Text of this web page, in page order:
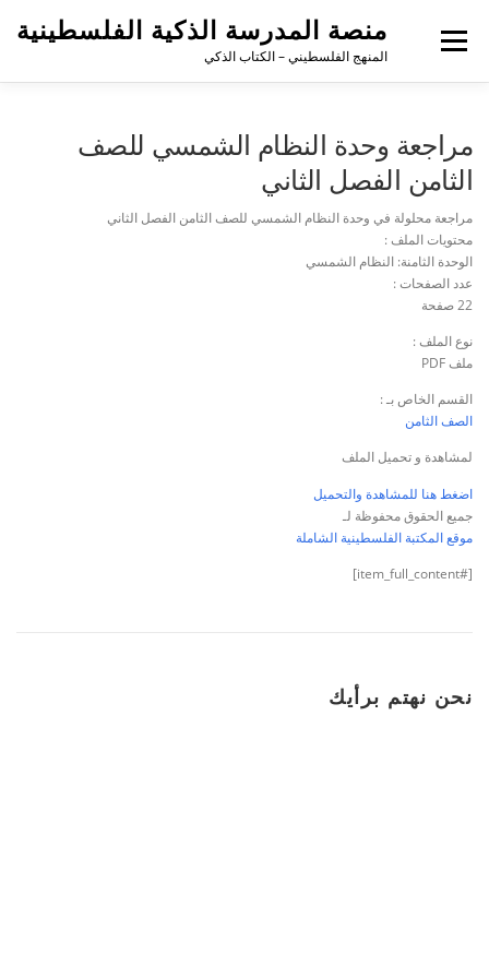
منصة المدرسة الذكية الفلسطينية
المنهج الفلسطيني – الكتاب الذكي
القائمة
مراجعة وحدة النظام الشمسي للصف
الثامن الفصل الثاني
مراجعة محلولة في وحدة النظام الشمسي للصف الثامن الفصل الثاني
محتويات الملف :
الوحدة الثامنة: النظام الشمسي
عدد الصفحات :
22 صفحة
نوع الملف :
ملف PDF
القسم الخاص بـ :
الصف الثامن
لمشاهدة و تحميل الملف
اضغط هنا للمشاهدة والتحميل
جميع الحقوق محفوظة لـ
موقع المكتبة الفلسطينية الشاملة
[#item_full_content]
نحن نهتم برأيك